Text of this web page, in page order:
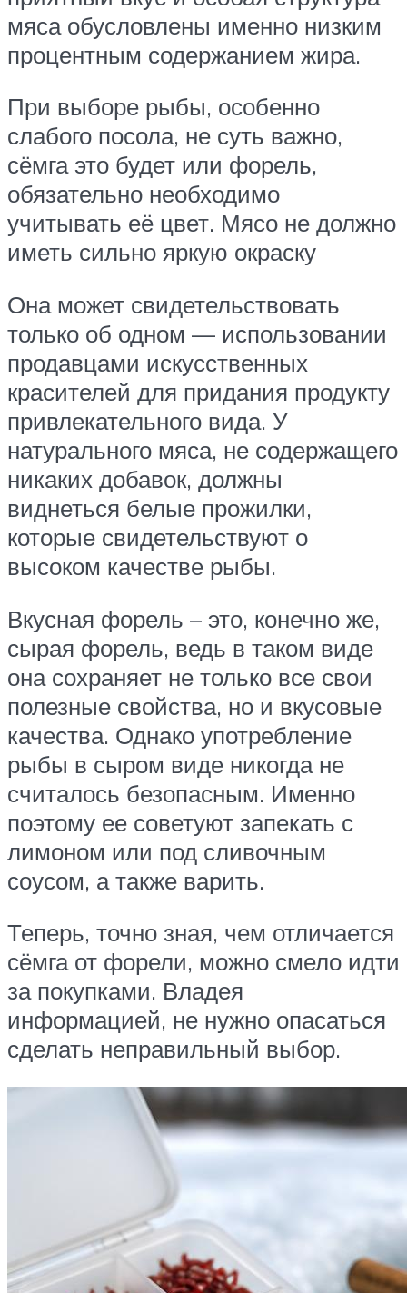
мяса обусловлены именно низким
процентным содержанием жира.
При выборе рыбы, особенно
слабого посола, не суть важно,
сёмга это будет или форель,
обязательно необходимо
учитывать её цвет. Мясо не должно
иметь сильно яркую окраску
Она может свидетельствовать
только об одном — использовании
продавцами искусственных
красителей для придания продукту
привлекательного вида. У
натурального мяса, не содержащего
никаких добавок, должны
виднеться белые прожилки,
которые свидетельствуют о
высоком качестве рыбы.
Вкусная форель – это, конечно же,
сырая форель, ведь в таком виде
она сохраняет не только все свои
полезные свойства, но и вкусовые
качества. Однако употребление
рыбы в сыром виде никогда не
считалось безопасным. Именно
поэтому ее советуют запекать с
лимоном или под сливочным
соусом, а также варить.
Теперь, точно зная, чем отличается
сёмга от форели, можно смело идти
за покупками. Владея
информацией, не нужно опасаться
сделать неправильный выбор.